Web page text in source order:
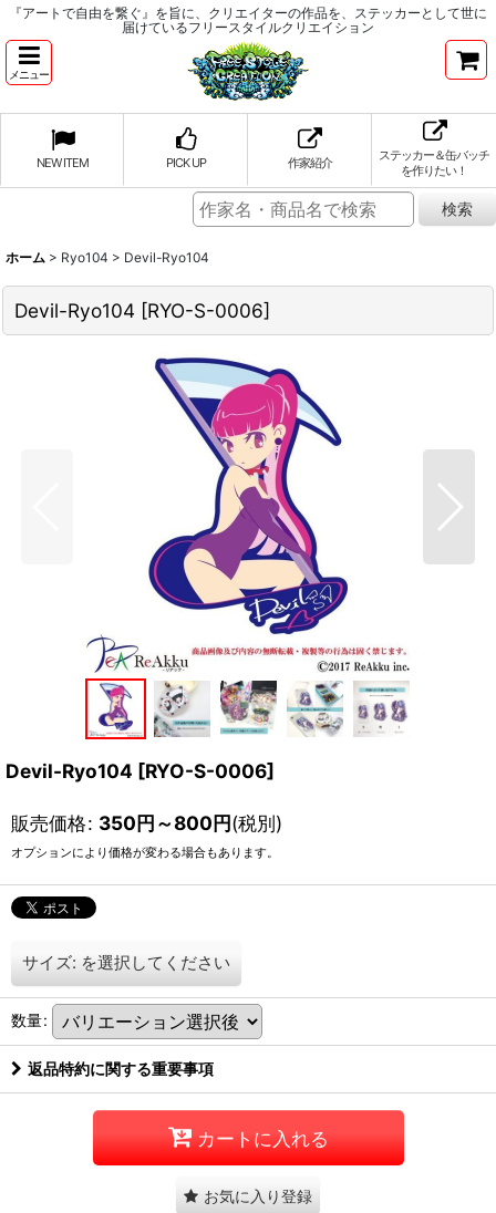
『アートで自由を繋ぐ』を旨に、クリエイターの作品を、ステッカーとして世に
届けているフリースタイルクリエイション
メニュー
NEW ITEM PICK UP 作家紹介
ステッカー＆缶バッチ
を作りたい！
ホーム > Ryo104 > Devil-Ryo104
Devil-Ryo104 [RYO-S-0006]
Devil-Ryo104 [RYO-S-0006]
販売価格: 350円～800円(税別)
オプションにより価格が変わる場合もあります。
サイズ: を選択してください
数量:
返品特約に関する重要事項
カートに入れる
お気に入り登録